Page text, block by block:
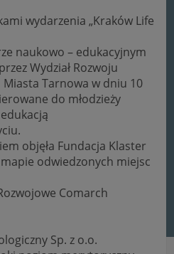
wydarzenia „Kraków Life
naukowo – edukacyjnym
Wydział Rozwoju
Tarnowa w dniu 10
do młodzieży
objęła Fundacja Klaster
odwiedzonych miejsc
Comarch
Sp. z o.o.